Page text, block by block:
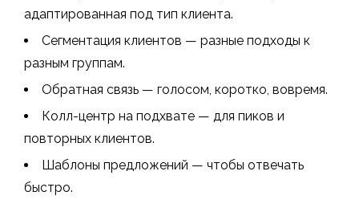
адаптированная под тип клиента.
Сегментация клиентов — разные подходы к
разным группам.
Обратная связь — голосом, коротко, вовремя.
Колл-центр на подхвате — для пиков и
повторных клиентов.
Шаблоны предложений — чтобы отвечать
быстро.